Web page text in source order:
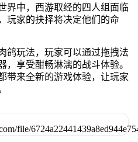
界中，西游取经的四人组面临
玩家的抉择将决定他们的命
鸽玩法，玩家可以通过拖拽法
，享受酣畅淋漓的战斗体验。
带来全新的游戏体验，让玩家